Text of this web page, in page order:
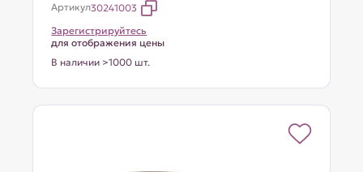
Артикул30241003
Зарегистрируйтесь
для отображения цены
В наличии >1000 шт.